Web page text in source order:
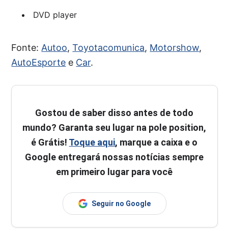
DVD player
Fonte: Autoo,Toyotacomunica, Motorshow,
AutoEsporte e Car.
Gostou de saber disso antes de todo
mundo? Garanta seu lugar na pole position,
é Grátis! Toque aqui, marque a caixa e o
Google entregará nossas notícias sempre
em primeiro lugar para você
Seguir no Google